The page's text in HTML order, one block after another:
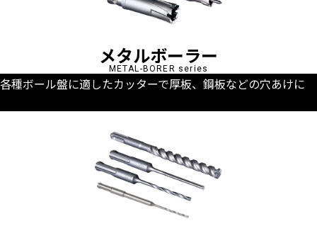
メタルボーラー
METAL-BORER series
各種ボール盤に適したカッターで厚板、鋼板などの穴あけに